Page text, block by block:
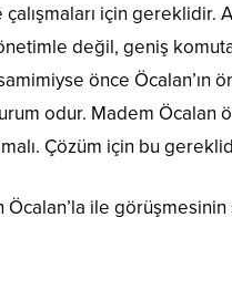
çalışmaları için
değil, geniş
önce Öcalan’ın
odur. Madem
Çözüm için bu
Öcalan’la ile